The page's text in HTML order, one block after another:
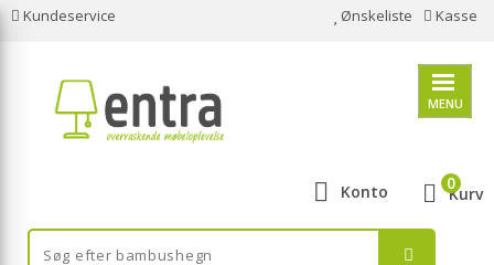
Kundeservice Ønskeliste Kasse
MENU
Konto Kurv
0